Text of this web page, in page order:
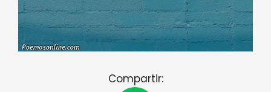
Compartir: